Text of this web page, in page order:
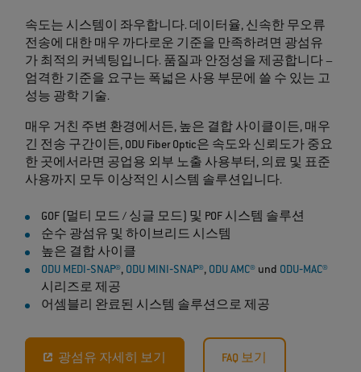
속도는 시스템이 좌우합니다. 데이터율, 신속한 무오류
전송에 대한 매우 까다로운 기준을 만족하려면 광섬유
가 최적의 커넥팅입니다. 품질과 안정성을 제공합니다 –
엄격한 기준을 요구는 폭넓은 사용 부문에 쓸 수 있는 고
성능 광학 기술.
매우 거친 주변 환경에서든, 높은 결합 사이클이든, 매우
긴 전송 구간이든, ODU Fiber Optic은 속도와 신뢰도가 중요
한 곳에서라면 공업용 외부 노출 사용부터, 의료 및 표준
사용까지 모두 이상적인 시스템 솔루션입니다.
GOF (멀티 모드 / 싱글 모드) 및 POF 시스템 솔루션
순수 광섬유 및 하이브리드 시스템
높은 결합 사이클
ODU MEDI‐SNAP®, ODU MINI‐SNAP®, ODU AMC® und ODU‐MAC®
시리즈로 제공
어셈블리 완료된 시스템 솔루션으로 제공
광섬유 자세히 보기 FAQ 보기